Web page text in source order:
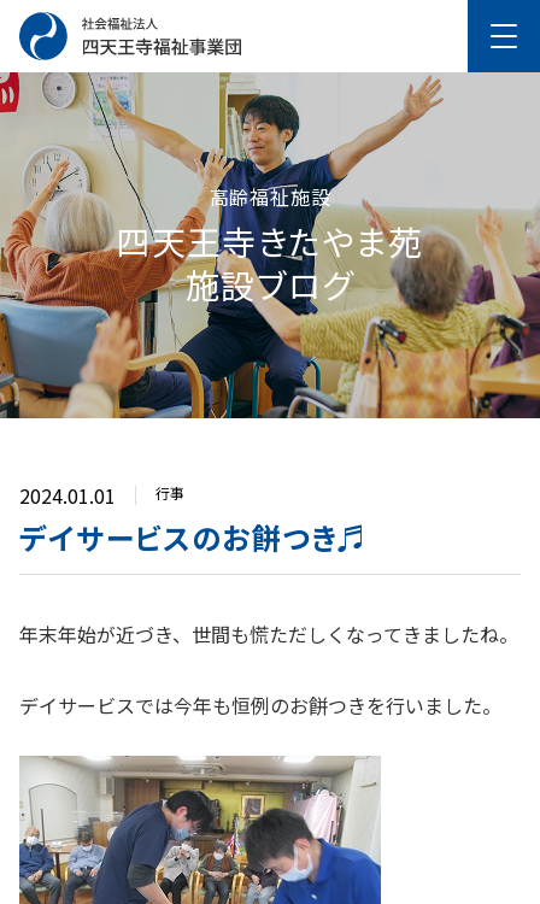
高齢福祉施設
四天王寺きたやま苑
施設ブログ
2024.01.01 行事
デイサービスのお餅つき♬
年末年始が近づき、世間も慌ただしくなってきましたね。
デイサービスでは今年も恒例のお餅つきを行いました。